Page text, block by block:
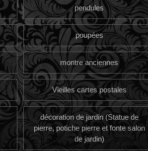
pendules
poupées
montre anciennes
Vieilles cartes postales
décoration de jardin (Statue de
pierre, potiche pierre et fonte salon
de jardin)